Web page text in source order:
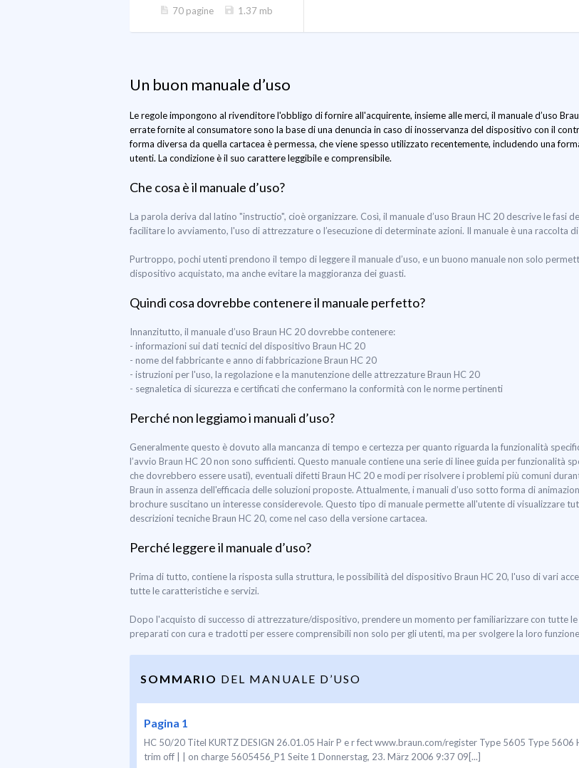
70 pagine 1.37 mb
Un buon manuale d’uso
Le regole impongono al rivenditore l'obbligo di fornire all'acquirente, insieme alle merci, il manuale d’uso
errate fornite al consumatore sono la base di una denuncia in caso di inosservanza del dispositivo con il
forma diversa da quella cartacea è permessa, che viene spesso utilizzato recentemente, includendo una
utenti. La condizione è il suo carattere leggibile e comprensibile.
Che cosa è il manuale d’uso?
La parola deriva dal latino "instructio", cioè organizzare. Così, il manuale d’uso Braun HC 20 descrive le fasi
facilitare lo avviamento, l'uso di attrezzature o l’esecuzione di determinate azioni. Il manuale è una raccolta
Purtroppo, pochi utenti prendono il tempo di leggere il manuale d’uso, e un buono manuale non solo
dispositivo acquistato, ma anche evitare la maggioranza dei guasti.
Quindi cosa dovrebbe contenere il manuale perfetto?
Innanzitutto, il manuale d’uso Braun HC 20 dovrebbe contenere:
- informazioni sui dati tecnici del dispositivo Braun HC 20
- nome del fabbricante e anno di fabbricazione Braun HC 20
- istruzioni per l'uso, la regolazione e la manutenzione delle attrezzature Braun HC 20
- segnaletica di sicurezza e certificati che confermano la conformità con le norme pertinenti
Perché non leggiamo i manuali d’uso?
Generalmente questo è dovuto alla mancanza di tempo e certezza per quanto riguarda la funzionalità
l’avvio Braun HC 20 non sono sufficienti. Questo manuale contiene una serie di linee guida per funzionalità
che dovrebbero essere usati), eventuali difetti Braun HC 20 e modi per risolvere i problemi più comuni
Braun in assenza dell'efficacia delle soluzioni proposte. Attualmente, i manuali d’uso sotto forma di
brochure suscitano un interesse considerevole. Questo tipo di manuale permette all'utente di visualizzare
descrizioni tecniche Braun HC 20, come nel caso della versione cartacea.
Perché leggere il manuale d’uso?
Prima di tutto, contiene la risposta sulla struttura, le possibilità del dispositivo Braun HC 20, l'uso di vari
tutte le caratteristiche e servizi.
Dopo l'acquisto di successo di attrezzature/dispositivo, prendere un momento per familiarizzare con tutte
preparati con cura e tradotti per essere comprensibili non solo per gli utenti, ma per svolgere la loro
SOMMARIO DEL MANUALE D’USO
Pagina 1
HC 50/20 Titel KURTZ DESIGN 26.01.05 Hair P e r fect www.braun.com/register Type 5605 Type 5606
trim off | | on charge 5605456_P1 Seite 1 Donnerstag, 23. März 2006 9:37 09[...]